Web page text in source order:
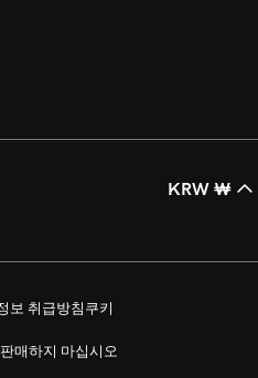
KRW ₩
보 취급방침 쿠키
매하지 마십시오